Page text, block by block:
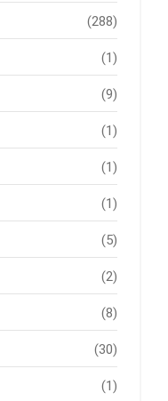
(288)
(1)
(9)
(1)
(1)
(1)
(5)
(2)
(8)
(30)
(1)